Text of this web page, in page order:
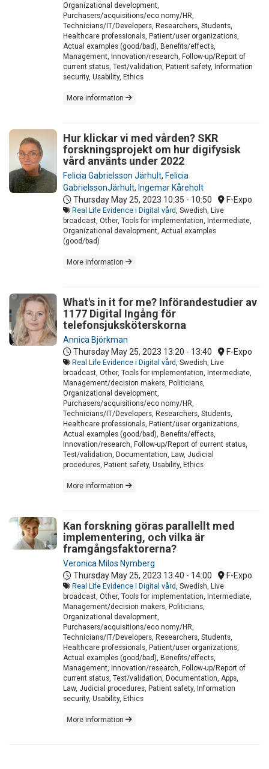
Organizational development,
Purchasers/acquisitions/eco nomy/HR,
Technicians/IT/Developers, Researchers, Students,
Healthcare professionals, Patient/user organizations,
Actual examples (good/bad), Benefits/effects,
Management, Innovation/research, Follow-up/Report of
current status, Test/validation, Patient safety, Information
security, Usability, Ethics
More information
Hur klickar vi med vården? SKR
forskningsprojekt om hur digifysisk
vård använts under 2022
Felicia Gabrielsson Järhult, Felicia
GabrielssonJärhult, Ingemar Kåreholt
Thursday May 25, 2023 10:35 - 10:50 F-Expo
Real Life Evidence i Digital vård , Swedish, Live
broadcast, Other, Tools for implementation, Intermediate,
Organizational development, Actual examples
(good/bad)
More information
What's in it for me? Införandestudier av
1177 Digital Ingång för
telefonsjuksköterskorna
Annica Björkman
Thursday May 25, 2023 13:20 - 13:40 F-Expo
Real Life Evidence i Digital vård , Swedish, Live
broadcast, Other, Tools for implementation, Intermediate,
Management/decision makers, Politicians,
Organizational development,
Purchasers/acquisitions/eco nomy/HR,
Technicians/IT/Developers, Researchers, Students,
Healthcare professionals, Patient/user organizations,
Actual examples (good/bad), Benefits/effects,
Innovation/research, Follow-up/Report of current status,
Test/validation, Documentation, Law, Judicial
procedures, Patient safety, Usability, Ethics
More information
Kan forskning göras parallellt med
implementering, och vilka är
framgångsfaktorerna?
Veronica Milos Nymberg
Thursday May 25, 2023 13:40 - 14:00 F-Expo
Real Life Evidence i Digital vård , Swedish, Live
broadcast, Other, Tools for implementation, Intermediate,
Management/decision makers, Politicians,
Organizational development,
Purchasers/acquisitions/eco nomy/HR,
Technicians/IT/Developers, Researchers, Students,
Healthcare professionals, Patient/user organizations,
Actual examples (good/bad), Benefits/effects,
Management, Innovation/research, Follow-up/Report of
current status, Test/validation, Documentation, Apps,
Law, Judicial procedures, Patient safety, Information
security, Usability, Ethics
More information